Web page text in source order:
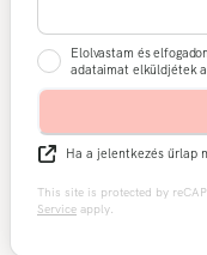
Elolvastam és
adataimat elküldjétek
Ha a jelentkezés űrlap
This site is protected by
Service apply.